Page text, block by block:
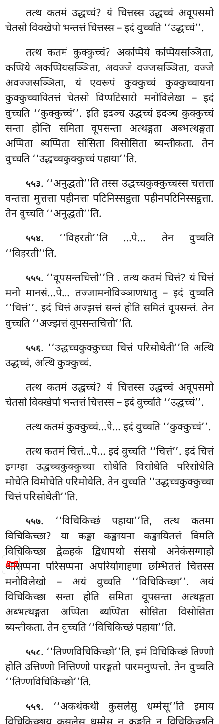
📜
तत्थ कतमं उद्धच्चं? यं चित्तस्स उद्धच्चं अवूपसमो
चेतसो विक्खेपो भन्तत्तं चित्तस्स – इदं वुच्चति ‘‘उद्धच्चं’’.
तत्थ कतमं कुक्कुच्चं? अकप्पिये कप्पियसञ्ञिता,
कप्पिये अकप्पियसञ्ञिता, अवज्जे वज्जसञ्ञिता, वज्जे
अवज्जसञ्ञिता, यं एवरूपं कुक्कुच्चं कुक्कुच्चायना
कुक्कुच्चायितत्तं चेतसो विप्पटिसारो मनोविलेखा – इदं
वुच्चति ‘‘कुक्कुच्चं’’. इति इदञ्च उद्धच्चं इदञ्च कुक्कुच्चं
सन्ता होन्ति समिता वूपसन्ता अत्थङ्गता अब्भत्थङ्गता
अप्पिता ब्यप्पिता सोसिता विसोसिता ब्यन्तीकता. तेन
वुच्चति ‘‘उद्धच्चकुक्कुच्चं पहाया’’ति.
५५३. ‘‘अनुद्धतो’’ति तस्स उद्धच्चकुक्कुच्चस्स चत्तत्ता
वन्तत्ता मुत्तत्ता पहीनत्ता पटिनिस्सट्ठत्ता पहीनपटिनिस्सट्ठत्ता.
तेन वुच्चति ‘‘अनुद्धतो’’ति.
५५४. ‘‘विहरती’’ति …पे… तेन वुच्चति
‘‘विहरती’’ति.
५५५. ‘‘वूपसन्तचित्तो’’ति . तत्थ कतमं चित्तं? यं चित्तं
मनो मानसं…पे… तज्जामनोविञ्ञाणधातु – इदं वुच्चति
‘‘चित्तं’’. इदं चित्तं अज्झत्तं सन्तं होति समितं वूपसन्तं. तेन
वुच्चति ‘‘अज्झत्तं वूपसन्तचित्तो’’ति.
५५६. ‘‘उद्धच्चकुक्कुच्चा चित्तं परिसोधेती’’ति अत्थि
उद्धच्चं, अत्थि कुक्कुच्चं.
तत्थ कतमं उद्धच्चं? यं चित्तस्स उद्धच्चं अवूपसमो
चेतसो विक्खेपो भन्तत्तं चित्तस्स – इदं वुच्चति ‘‘उद्धच्चं’’.
तत्थ कतमं कुक्कुच्चं…पे… इदं वुच्चति ‘‘कुक्कुच्चं’’.
तत्थ कतमं चित्तं…पे… इदं वुच्चति ‘‘चित्तं’’. इदं चित्तं
इमम्हा उद्धच्चकुक्कुच्चा सोधेति विसोधेति परिसोधेति
मोचेति विमोचेति परिमोचेति. तेन वुच्चति ‘‘उद्धच्चकुक्कुच्चा
चित्तं परिसोधेती’’ति.
५५७. ‘‘विचिकिच्छं पहाया’’ति, तत्थ कतमा
विचिकिच्छा? या कङ्खा कङ्खायनाकङ्खायितत्तं विमति
विचिकिच्छा द्वेळ्हकं द्विधापथो संसयो अनेकंसग्गाहो
आसप्पना परिसप्पना अपरियोगाहणा छम्भितत्तं चित्तस्स
मनोविलेखो – अयं वुच्चति ‘‘विचिकिच्छा’’. अयं
विचिकिच्छा सन्ता होति समिता वूपसन्ता अत्थङ्गता
अब्भत्थङ्गता अप्पिता ब्यप्पिता सोसिता विसोसिता
ब्यन्तीकता. तेन वुच्चति ‘‘विचिकिच्छं पहाया’’ति.
५५८. ‘‘तिण्णविचिकिच्छो’’ति, इमं विचिकिच्छं तिण्णो
होति उत्तिण्णो नित्तिण्णो पारङ्गतो पारमनुप्पत्तो. तेन वुच्चति
‘‘तिण्णविचिकिच्छो’’ति.
५५९. ‘‘अकथंकथी कुसलेसु धम्मेसू’’ति इमाय